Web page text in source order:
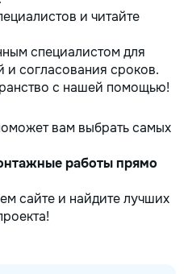
и читайте
специалистом для
и согласования сроков.
с нашей помощью!
вам выбрать самых
работы прямо
сайте и найдите лучших